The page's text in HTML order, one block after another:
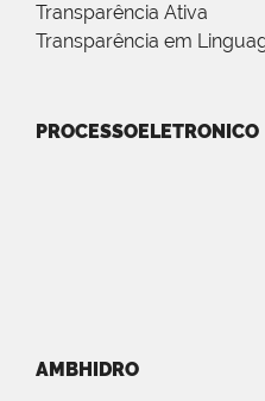
Transparência Ativa
Transparência em
PROCESSOELETRONICO
AMBHIDRO